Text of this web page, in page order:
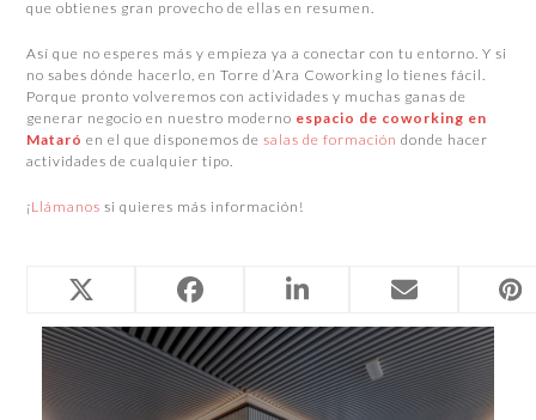
que obtienes gran provecho de ellas en resumen.
Así que no esperes más y empieza ya a conectar con tu entorno. Y si
no sabes dónde hacerlo, en Torre d’Ara Coworking lo tienes fácil.
Porque pronto volveremos con actividades y muchas ganas de
generar negocio en nuestro moderno espacio de coworking en
Mataró en el que disponemos desalas de formación donde hacer
actividades de cualquier tipo.
¡Llámanos si quieres más información!
Entradas relacionadas